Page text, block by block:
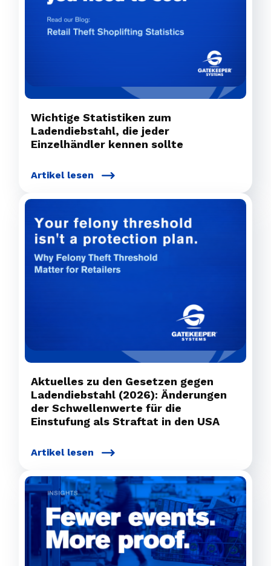
Wichtige Statistiken zum
Ladendiebstahl, die jeder
Einzelhändler kennen sollte
Artikel lesen
Aktuelles zu den Gesetzen gegen
Ladendiebstahl (2026): Änderungen
der Schwellenwerte für die
Einstufung als Straftat in den USA
Artikel lesen